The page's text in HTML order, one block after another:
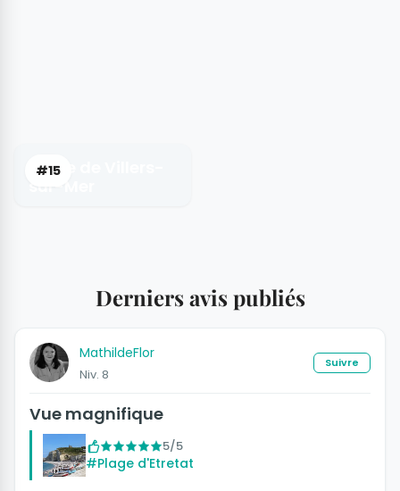
#15
Plage de Villers-
Derniers avis publiés
MathildeFlor
Niv. 8
Suivre
Vue magnifique
5/5
#Plage d'Etretat